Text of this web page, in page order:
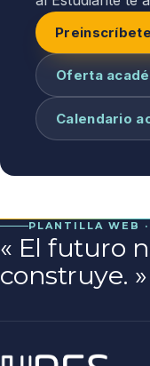
Oferta
Calendario
PLANTILLA WEB ·
« El futuro
construye. »